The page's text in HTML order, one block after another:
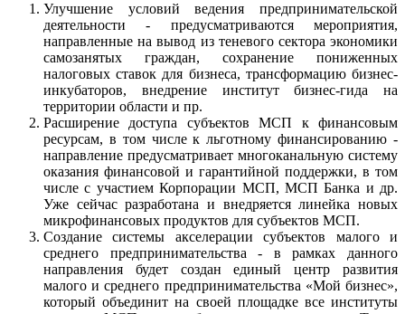
Улучшение условий ведения предпринимательской
деятельности - предусматриваются мероприятия,
направленные на вывод из теневого сектора экономики
самозанятых граждан, сохранение пониженных
налоговых ставок для бизнеса, трансформацию бизнес-
инкубаторов, внедрение институт бизнес-гида на
территории области и пр.
Расширение доступа субъектов МСП к финансовым
ресурсам, в том числе к льготному финансированию -
направление предусматривает многоканальную систему
оказания финансовой и гарантийной поддержки, в том
числе с участием Корпорации МСП, МСП Банка и др.
Уже сейчас разработана и внедряется линейка новых
микрофинансовых продуктов для субъектов МСП.
Создание системы акселерации субъектов малого и
среднего предпринимательства - в рамках данного
направления будет создан единый центр развития
малого и среднего предпринимательства «Мой бизнес»,
который объединит на своей площадке все институты